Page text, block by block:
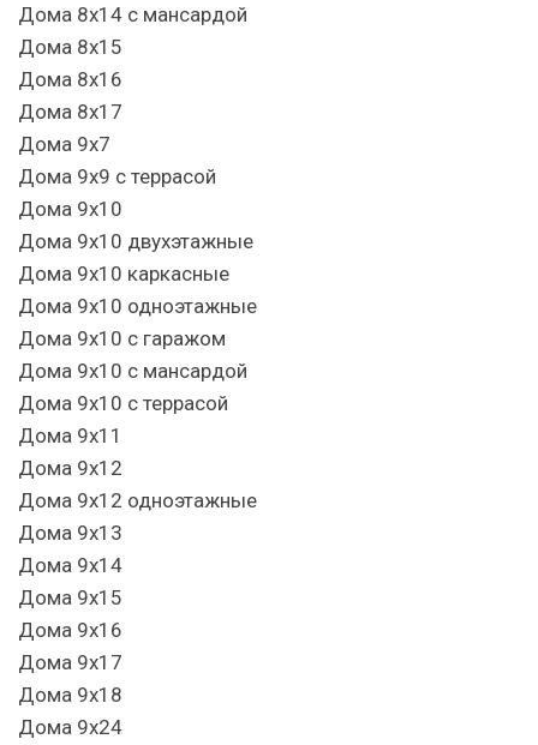
Дома 8х14 с мансардой
Дома 8х15
Дома 8х16
Дома 8х17
Дома 9х7
Дома 9х9 с террасой
Дома 9х10
Дома 9х10 двухэтажные
Дома 9х10 каркасные
Дома 9х10 одноэтажные
Дома 9х10 с гаражом
Дома 9х10 с мансардой
Дома 9х10 с террасой
Дома 9х11
Дома 9х12
Дома 9х12 одноэтажные
Дома 9х13
Дома 9х14
Дома 9х15
Дома 9х16
Дома 9х17
Дома 9х18
Дома 9х24